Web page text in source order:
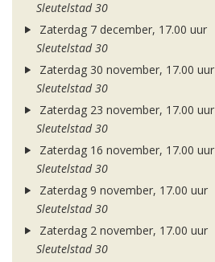
Sleutelstad 30
Zaterdag 7 december, 17.00 uur
Sleutelstad 30
Zaterdag 30 november, 17.00 uur
Sleutelstad 30
Zaterdag 23 november, 17.00 uur
Sleutelstad 30
Zaterdag 16 november, 17.00 uur
Sleutelstad 30
Zaterdag 9 november, 17.00 uur
Sleutelstad 30
Zaterdag 2 november, 17.00 uur
Sleutelstad 30